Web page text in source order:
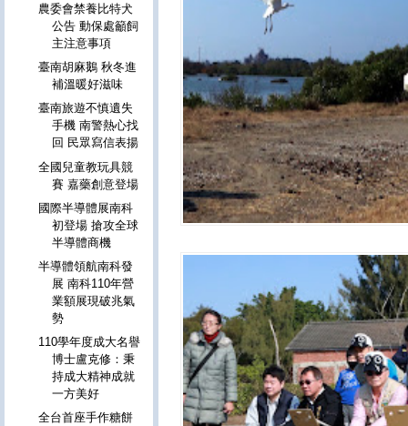
農委會禁養比特犬
公告 動保處籲飼
主注意事項
臺南胡麻鵝 秋冬進
補溫暖好滋味
臺南旅遊不慎遺失
手機 南警熱心找
回 民眾寫信表揚
全國兒童教玩具競
賽 嘉藥創意登場
國際半導體展南科
初登場 搶攻全球
半導體商機
半導體領航南科發
展 南科110年營
業額展現破兆氣
勢
110學年度成大名譽
博士盧克修：秉
持成大精神成就
一方美好
全台首座手作糖餅